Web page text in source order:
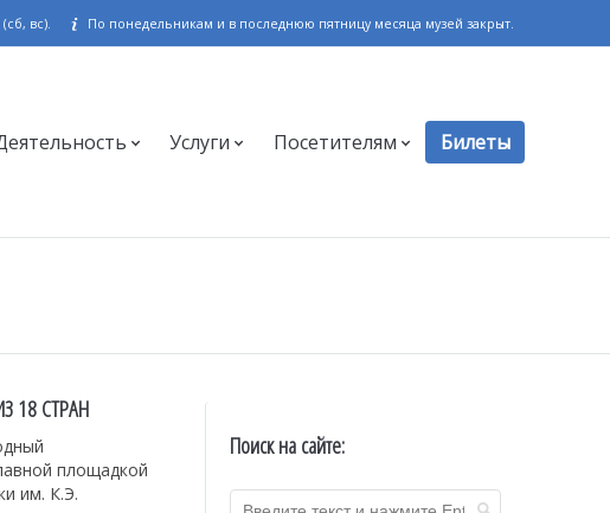
(сб, вс). По понедельникам и в последнюю пятницу месяца музей закрыт.
Услуги Посетителям Билеты
18 СТРАН
площадкой
им. К.Э.
Поиск на сайте: